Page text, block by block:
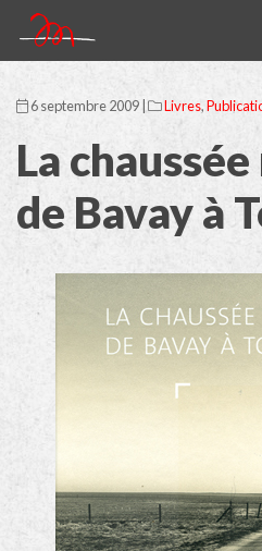
6 septembre 2009 | Livres,
La
de Bavay à